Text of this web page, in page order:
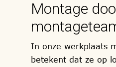
Montage
In onze werkplaats
betekent dat ze op